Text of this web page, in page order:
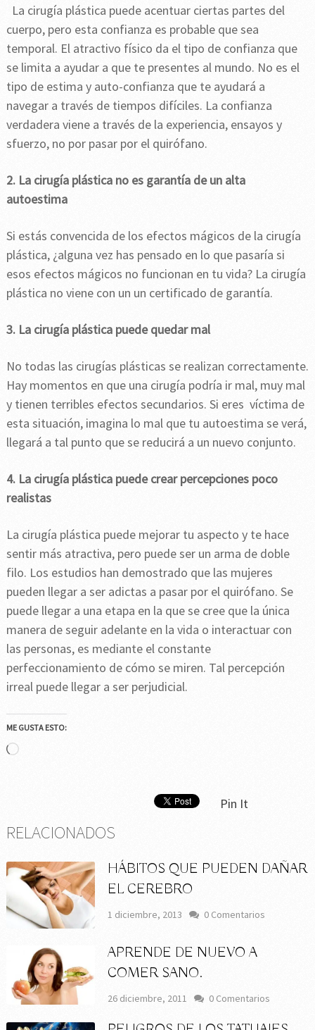
La cirugía plástica puede acentuar ciertas partes del
cuerpo, pero esta confianza es probable que sea
temporal. El atractivo físico da el tipo de confianza que
se limita a ayudar a que te presentes al mundo. No es el
tipo de estima y auto-confianza que te ayudará a
navegar a través de tiempos difíciles. La confianza
verdadera viene a través de la experiencia, ensayos y
sfuerzo, no por pasar por el quirófano.
2. La cirugía plástica no es garantía de un alta
autoestima
Si estás convencida de los efectos mágicos de la cirugía
plástica, ¿alguna vez has pensado en lo que pasaría si
esos efectos mágicos no funcionan en tu vida? La cirugía
plástica no viene con un un certificado de garantía.
3. La cirugía plástica puede quedar mal
No todas las cirugías plásticas se realizan correctamente.
Hay momentos en que una cirugía podría ir mal, muy mal
y tienen terribles efectos secundarios. Si eres víctima de
esta situación, imagina lo mal que tu autoestima se verá,
llegará a tal punto que se reducirá a un nuevo conjunto.
4. La cirugía plástica puede crear percepciones poco
realistas
La cirugía plástica puede mejorar tu aspecto y te hace
sentir más atractiva, pero puede ser un arma de doble
filo. Los estudios han demostrado que las mujeres
pueden llegar a ser adictas a pasar por el quirófano. Se
puede llegar a una etapa en la que se cree que la única
manera de seguir adelante en la vida o interactuar con
las personas, es mediante el constante
perfeccionamiento de cómo se miren. Tal percepción
irreal puede llegar a ser perjudicial.
ME GUSTA ESTO:
Cargando...
Pin It
RELACIONADOS
HÁBITOS QUE PUEDEN DAÑAR
EL CEREBRO
1 diciembre, 2013 0 Comentarios
APRENDE DE NUEVO A
COMER SANO.
26 diciembre, 2011 0 Comentarios